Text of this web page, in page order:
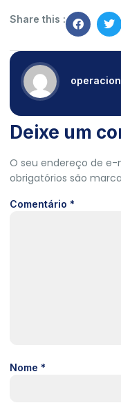
Share this :
Deixe um
O seu endereço de e-
obrigatórios são
Comentário *
Nome *